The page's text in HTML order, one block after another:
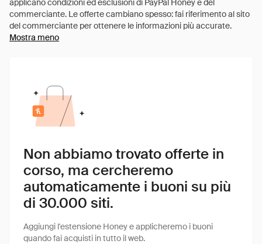
Mostra meno
Non abbiamo trovato offerte in
corso, ma cercheremo
automaticamente i buoni su più
di 30.000 siti.
Aggiungi l'estensione Honey e applicheremo i buoni
quando fai acquisti in tutto il web.